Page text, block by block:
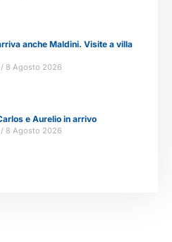
anche Maldini. Visite a villa
8 Agosto 2026
e Aurelio in arrivo
8 Agosto 2026